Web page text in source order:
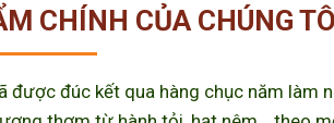
CHÍNH CỦA CHÚNG
đúc kết qua hàng chục năm